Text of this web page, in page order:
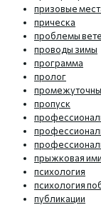
призовые
прическа
проблемы
проводы зимы
программа
пролог
пропуск
прыжковая
психология
психология
публикации